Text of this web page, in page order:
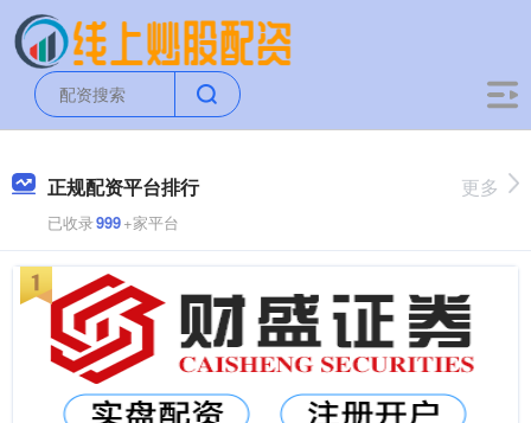
正规配资平台排行
已收录999+家平台
更多